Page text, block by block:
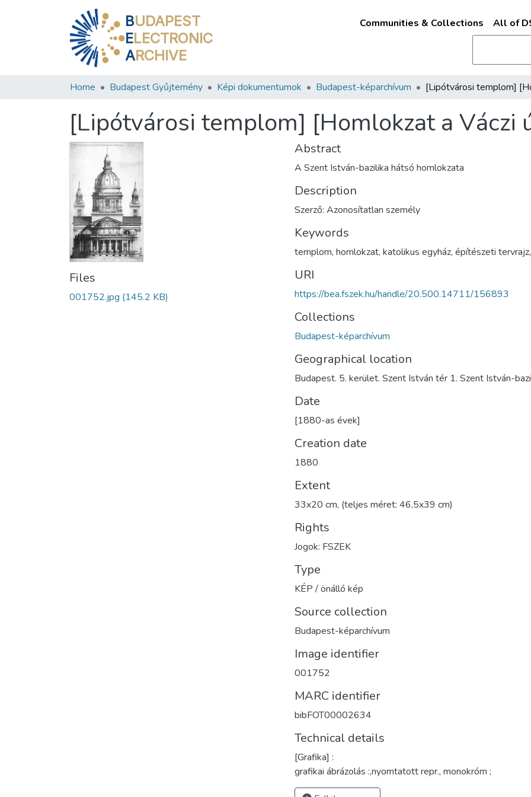
BUDAPEST
ELECTRONIC
ARCHIVE
Communities & Collections All of
Home Budapest Gyűjtemény Képi dokumentumok Budapest-képarchívum
[Lipótvárosi templom] [Homlokzat a Váczi
Files
001752.jpg (145.2 KB)
Abstract
A Szent István-bazilika hátsó homlokzata
Description
Szerző: Azonosítatlan személy
Keywords
templom, homlokzat, katolikus egyház, építészeti tervrajz
URI
https://bea.fszek.hu/handle/20.500.14711/156893
Collections
Budapest-képarchívum
Geographical location
Budapest. 5. kerület. Szent István tér 1. Szent István-
Date
[1880-as évek]
Creation date
1880
Extent
33x20 cm, (teljes méret: 46,5x39 cm)
Rights
Jogok: FSZEK
Type
KÉP / önálló kép
Source collection
Budapest-képarchívum
Image identifier
001752
MARC identifier
bibFOT00002634
Technical details
[Grafika] :
grafikai ábrázolás :,nyomtatott repr., monokróm ;